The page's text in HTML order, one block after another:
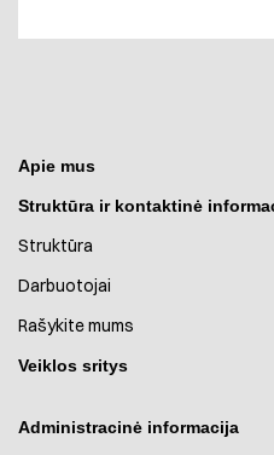
Apie mus
Struktūra ir kontaktinė
Struktūra
Darbuotojai
Rašykite mums
Veiklos sritys
Administracinė informacija